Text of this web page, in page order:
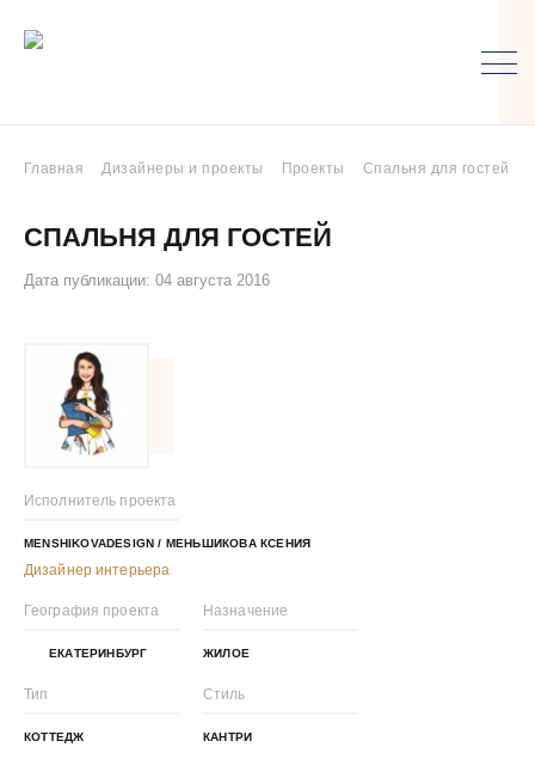
Главная Дизайнеры и проекты Проекты Спальня для гостей
СПАЛЬНЯ ДЛЯ ГОСТЕЙ
Дата публикации: 04 августа 2016
Исполнитель проекта
MENSHIKOVADESIGN / МЕНЬШИКОВА КСЕНИЯ
Дизайнер интерьера
География проекта
ЕКАТЕРИНБУРГ
Назначение
ЖИЛОЕ
Тип
КОТТЕДЖ
Стиль
КАНТРИ